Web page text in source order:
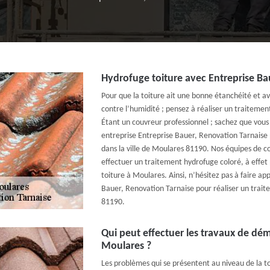
Hydrofuge toiture avec Entreprise
Pour que la toiture ait une bonne étanchéité et
contre l’humidité ; pensez à réaliser un
Étant un couvreur professionnel ; sachez que
entreprise Entreprise Bauer, Renovation
dans la ville de Moulares 81190. Nos équipes de
effectuer un traitement hydrofuge coloré, à
toiture à Moulares. Ainsi, n’hésitez pas à faire
Bauer, Renovation Tarnaise pour réaliser un
81190.
Qui peut effectuer les travaux de
Moulares ?
Les problèmes qui se présentent au niveau de la